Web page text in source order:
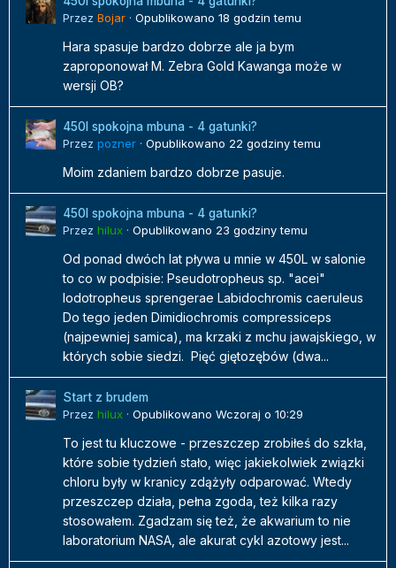
Przez Bojar · Opublikowano 18 godzin temu
Hara spasuje bardzo dobrze ale ja bym
zaproponował M. Zebra Gold Kawanga może w
wersji OB?
450l spokojna mbuna - 4 gatunki?
Przez pozner · Opublikowano 22 godziny temu
Moim zdaniem bardzo dobrze pasuje.
450l spokojna mbuna - 4 gatunki?
Przez hilux · Opublikowano 23 godziny temu
Od ponad dwóch lat pływa u mnie w 450L w salonie
to co w podpisie: Pseudotropheus sp. "acei"
Iodotropheus sprengerae Labidochromis caeruleus
Do tego jeden Dimidiochromis compressiceps
(najpewniej samica), ma krzaki z mchu jawajskiego, w
których sobie siedzi. Pięć giętozębów (dwa...
Start z brudem
Przez hilux · Opublikowano Wczoraj o 10:29
To jest tu kluczowe - przeszczep zrobiłeś do szkła,
które sobie tydzień stało, więc jakiekolwiek związki
chloru były w kranicy zdążyły odparować. Wtedy
przeszczep działa, pełna zgoda, też kilka razy
stosowałem. Zgadzam się też, że akwarium to nie
laboratorium NASA, ale akurat cykl azotowy jest...